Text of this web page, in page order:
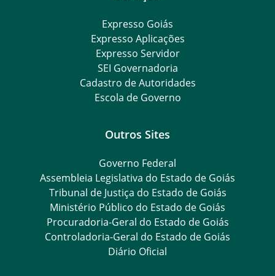
Expresso Goiás
Expresso Aplicações
Expresso Servidor
SEI Governadoria
Cadastro de Autoridades
Escola de Governo
Outros Sites
Governo Federal
Assembleia Legislativa do Estado de Goiás
Tribunal de Justiça do Estado de Goiás
Ministério Público do Estado de Goiás
Procuradoria-Geral do Estado de Goiás
Controladoria-Geral do Estado de Goiás
Diário Oficial